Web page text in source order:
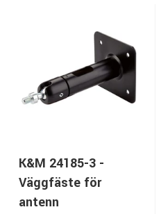
K&M 24185-3 -
Väggfäste för
antenn